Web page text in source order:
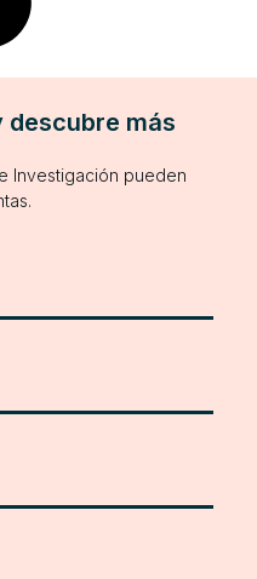
descubre más
Investigación pueden